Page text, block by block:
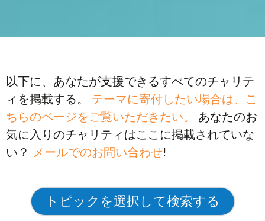
以下に、あなたが支援できるすべてのチャリテ
ィを掲載する。 テーマに寄付したい場合は、こ
ちらのページをご覧いただきたい。
あなたのお
気に入りのチャリティはここに掲載されていな
い？ メールでのお問い合わせ!
トピックを選択して検索する